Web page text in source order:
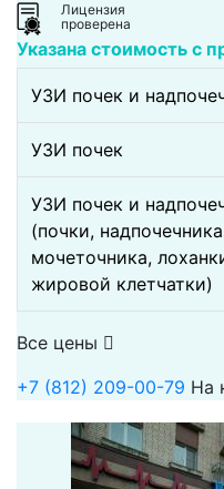
Лицензия
проверена
Указана стоимость с
УЗИ почек и
УЗИ почек
УЗИ почек и
(почки,
мочеточника,
жировой клетчатки)
Все цены
+7 (812) 209-00-79 На